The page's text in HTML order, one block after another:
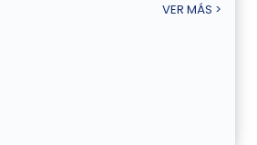
VER MÁS >